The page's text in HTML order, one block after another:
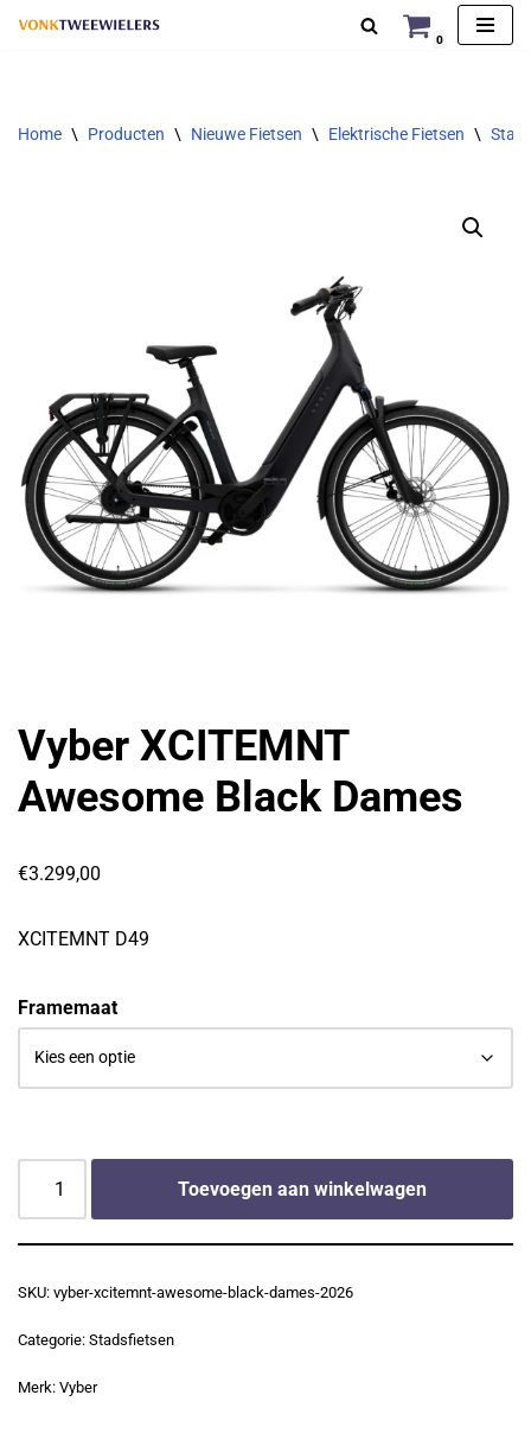
de
0
Home \ Producten \ Nieuwe Fietsen \ Elektrische Fietsen \
Vyber XCITEMNT
Awesome Black Dames
€3.299,00
XCITEMNT D49
Framemaat
Toevoegen aan winkelwagen
SKU: vyber-xcitemnt-awesome-black-dames-2026
Categorie: Stadsfietsen
Merk: Vyber